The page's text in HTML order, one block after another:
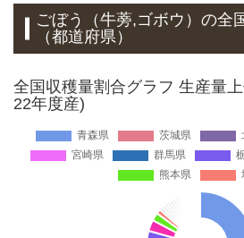
ごぼう（牛蒡,ゴボウ）の全
（都道府県）
全国収穫量割合グラフ 生産量
22年度産)